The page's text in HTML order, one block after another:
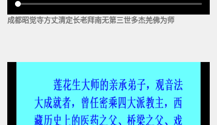
成都昭觉寺方丈清定长老拜南无第三世多杰羌佛为师